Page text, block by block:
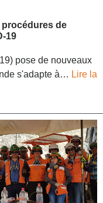
procédures de
19
pose de nouveaux
s'adapte à… Lire la